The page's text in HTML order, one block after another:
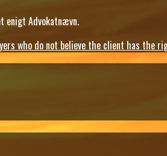
enigt Advokatnævn.
who do not believe the client has the